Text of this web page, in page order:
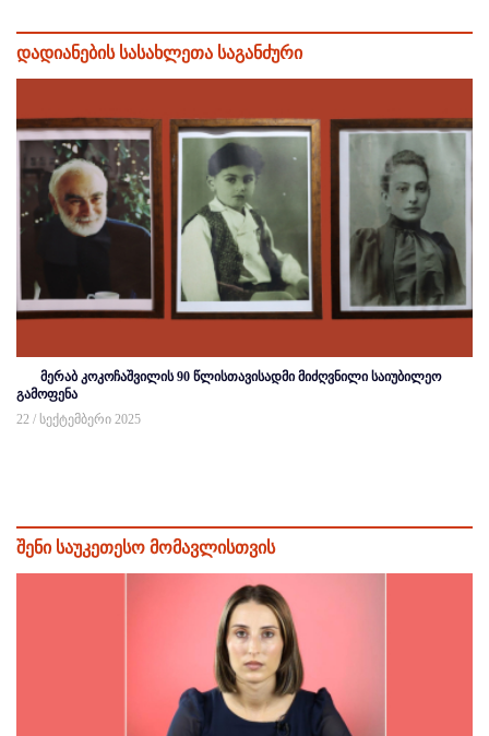
დადიანების სასახლეთა საგანძური
მერაბ კოკოჩაშვილის 90 წლისთავისადმი მიძღვნილი საიუბილეო
გამოფენა
22 / სექტემბერი 2025
შენი საუკეთესო მომავლისთვის